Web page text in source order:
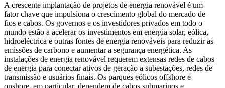
A crescente implantação de projetos de energia renovável é um
fator chave que impulsiona o crescimento global do mercado de
fios e cabos. Os governos e os investidores privados em todo o
mundo estão a acelerar os investimentos em energia solar, eólica,
hidroeléctrica e outras fontes de energia renováveis ​​para reduzir as
emissões de carbono e aumentar a segurança energética. As
instalações de energia renovável requerem extensas redes de cabos
de energia para conectar ativos de geração a subestações, redes de
transmissão e usuários finais. Os parques eólicos offshore e
onshore, em particular, dependem de cabos submarinos e